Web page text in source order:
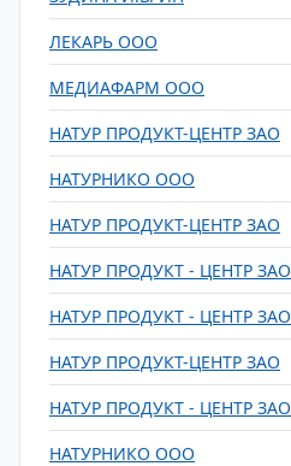
ЛЕКАРЬ ООО
МЕДИАФАРМ ООО
НАТУР ПРОДУКТ-ЦЕНТР ЗАО
НАТУРНИКО ООО
НАТУР ПРОДУКТ-ЦЕНТР ЗАО
НАТУР ПРОДУКТ - ЦЕНТР ЗАО
НАТУР ПРОДУКТ - ЦЕНТР ЗАО
НАТУР ПРОДУКТ-ЦЕНТР ЗАО
НАТУР ПРОДУКТ - ЦЕНТР ЗАО
НАТУРНИКО ООО